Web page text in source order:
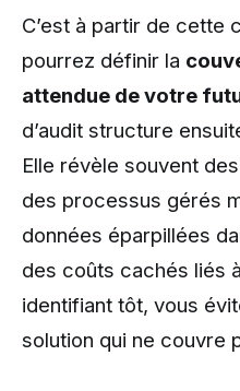
C’est à partir de cette
pourrez définir la
attendue de votre
d’audit structure
Elle révèle souvent
des processus gérés
données éparpillées
des coûts cachés liés
identifiant tôt, vous
solution qui ne couvre